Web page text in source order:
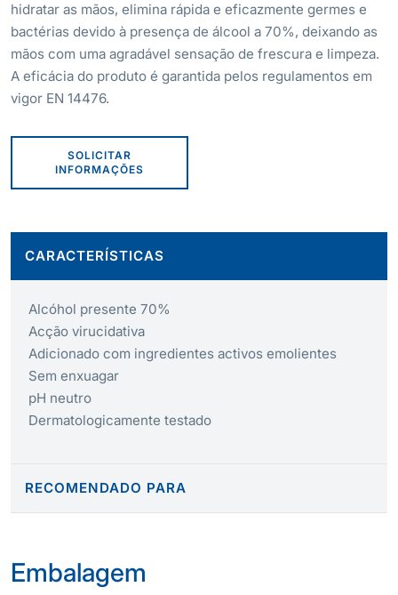
hidratar as mãos, elimina rápida e eficazmente germes e
bactérias devido à presença de álcool a 70%, deixando as
mãos com uma agradável sensação de frescura e limpeza.
A eficácia do produto é garantida pelos regulamentos em
vigor EN 14476.
SOLICITAR
INFORMAÇÕES
CARACTERÍSTICAS
Alcóhol presente 70%
Acção virucidativa
Adicionado com ingredientes activos emolientes
Sem enxuagar
pH neutro
Dermatologicamente testado
RECOMENDADO PARA
Embalagem